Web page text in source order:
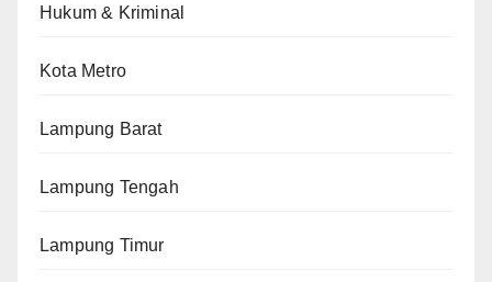
Hukum & Kriminal
Kota Metro
Lampung Barat
Lampung Tengah
Lampung Timur